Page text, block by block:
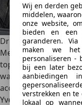
Wij en derden
middelen,
onze website,
bieden en een
garanderen.
maken we
personaliseren -
bij een later
verstrekken en te
lokaal op
Druppellader voor je
Met een druppellader
topconditie. Wanneer
wat is het verschil
acculader? Je leest
Yves Wouters·26/01/